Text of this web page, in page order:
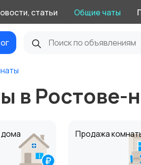
статьи Общие чаты
в Ростове-
Продажа